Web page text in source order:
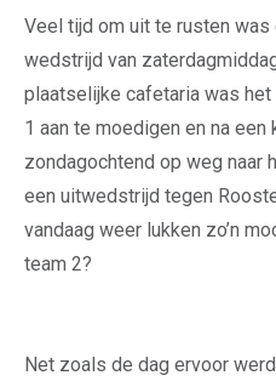
Veel tijd om uit te rusten
wedstrijd van
plaatselijke cafetaria was
1 aan te moedigen en na
zondagochtend op weg naar
een uitwedstrijd tegen
vandaag weer lukken zo’n
team 2?
Net zoals de dag ervoor